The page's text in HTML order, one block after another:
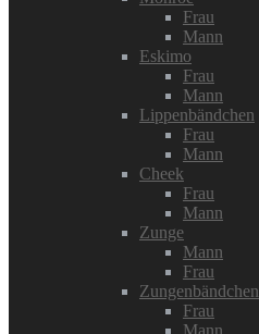
Frau
Mann
Eskimo
Frau
Mann
Lippenbändchen
Frau
Mann
Cheek
Frau
Mann
Zunge
Mann
Frau
Zungenbändchen
Frau
Mann